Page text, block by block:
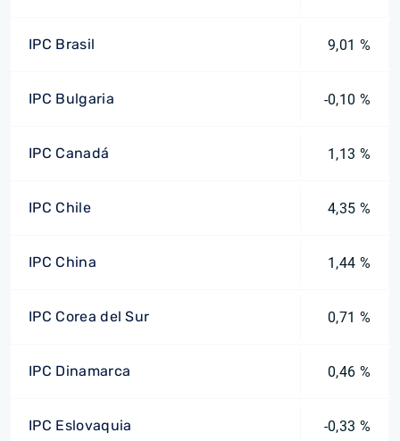
IPC Brasil 9,01 %
IPC Bulgaria -0,10 %
IPC Canadá 1,13 %
IPC Chile 4,35 %
IPC China 1,44 %
IPC Corea del Sur 0,71 %
IPC Dinamarca 0,46 %
IPC Eslovaquia -0,33 %